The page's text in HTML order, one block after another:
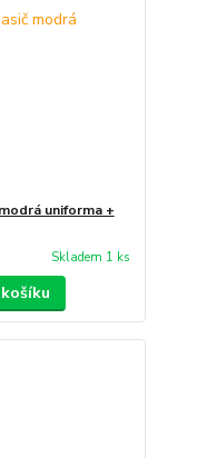
uniforma +
Skladem 1 ks